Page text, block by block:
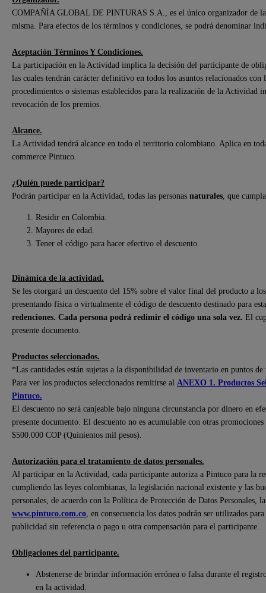
COMPAÑÍA GLOBAL DE PINTURAS S.A., es el único organizador de
misma. Para efectos de los términos y condiciones, se podrá denominar
Aceptación Términos Y Condiciones.
La participación en la Actividad implica la decisión del participante de
las cuales tendrán carácter definitivo en todos los asuntos relacionados
procedimientos o sistemas establecidos para la realización de la
revocación de los premios.
Alcance.
La Actividad tendrá alcance en todo el territorio colombiano. Aplica en
commerce Pintuco.
¿Quién puede participar?
Podrán participar en la Actividad, todas las personas naturales , que
Residir en Colombia.
Mayores de edad.
Tener el código para hacer efectivo el descuento.
Dinámica de la actividad.
Se les otorgará un descuento del 15% sobre el valor final del producto a
presentando física o virtualmente el código de descuento destinado para
redenciones. Cada persona podrá redimir el código una sola vez. El
presente documento.
Productos seleccionados.
*Las cantidades están sujetas a la disponibilidad de inventario en puntos
Para ver los productos seleccionados remitirse al ANEXO 1. Productos
Pintuco.
El descuento no será canjeable bajo ninguna circunstancia por dinero en
presente documento. El descuento no es acumulable con otras
$500.000 COP (Quinientos mil pesos).
Autorización para el tratamiento de datos personales.
Al participar en la Actividad, cada participante autoriza a Pintuco para la
cumpliendo las leyes colombianas, la legislación nacional existente y las
personales, de acuerdo con la Política de Protección de Datos Personales,
www.pintuco.com.co , en consecuencia los datos podrán ser utilizados
publicidad sin referencia o pago u otra compensación para el participante.
Obligaciones del participante.
Abstenerse de brindar información errónea o falsa durante el
en la actividad.